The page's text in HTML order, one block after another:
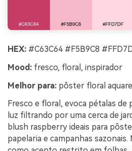
HEX: #C63C64 #F5B9C8
Mood: fresco, floral, inspirador
Melhor para: pôster floral
Fresco e floral, evoca pétalas de
luz filtrando por uma cerca de
blush raspberry ideais para
papelaria e campanhas